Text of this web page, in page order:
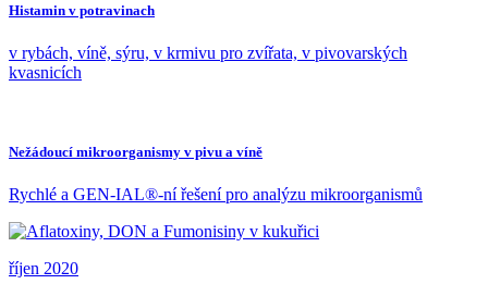
Histamin v potravinach
v rybách, víně, sýru, v krmivu pro zvířata, v pivovarských
kvasnicích
Nežádoucí mikroorganismy v pivu a víně
Rychlé a GEN-IAL®-ní řešení pro analýzu mikroorganismů
říjen 2020